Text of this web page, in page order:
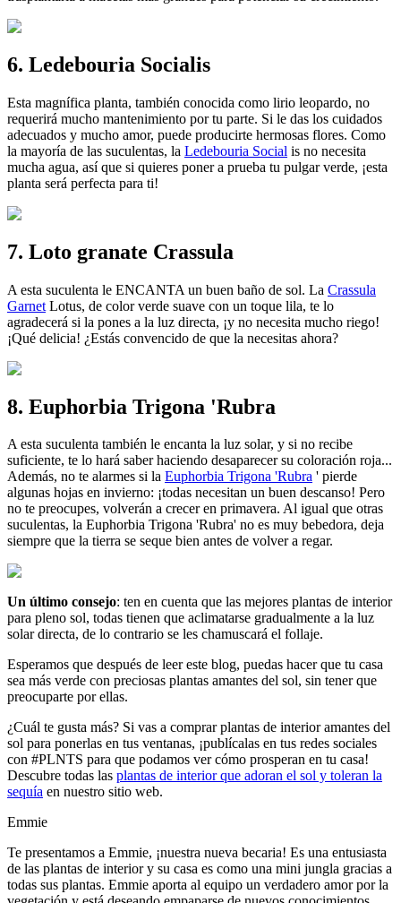
6. Ledebouria Socialis
Esta magnífica planta, también conocida como lirio leopardo, no
requerirá mucho mantenimiento por tu parte. Si le das los cuidados
adecuados y mucho amor, puede producirte hermosas flores. Como
la mayoría de las suculentas, la Ledebouria Social is no necesita
mucha agua, así que si quieres poner a prueba tu pulgar verde, ¡esta
planta será perfecta para ti!
7. Loto granate Crassula
A esta suculenta le ENCANTA un buen baño de sol. La Crassula
Garnet Lotus, de color verde suave con un toque lila, te lo
agradecerá si la pones a la luz directa, ¡y no necesita mucho riego!
¡Qué delicia! ¿Estás convencido de que la necesitas ahora?
8. Euphorbia Trigona 'Rubra
A esta suculenta también le encanta la luz solar, y si no recibe
suficiente, te lo hará saber haciendo desaparecer su coloración roja...
Además, no te alarmes si la Euphorbia Trigona 'Rubra ' pierde
algunas hojas en invierno: ¡todas necesitan un buen descanso! Pero
no te preocupes, volverán a crecer en primavera. Al igual que otras
suculentas, la Euphorbia Trigona 'Rubra' no es muy bebedora, deja
siempre que la tierra se seque bien antes de volver a regar.
Un último consejo: ten en cuenta que las mejores plantas de interior
para pleno sol, todas tienen que aclimatarse gradualmente a la luz
solar directa, de lo contrario se les chamuscará el follaje.
Esperamos que después de leer este blog, puedas hacer que tu casa
sea más verde con preciosas plantas amantes del sol, sin tener que
preocuparte por ellas.
¿Cuál te gusta más? Si vas a comprar plantas de interior amantes del
sol para ponerlas en tus ventanas, ¡publícalas en tus redes sociales
con #PLNTS para que podamos ver cómo prosperan en tu casa!
Descubre todas las plantas de interior que adoran el sol y toleran la
sequía en nuestro sitio web.
Emmie
Te presentamos a Emmie, ¡nuestra nueva becaria! Es una entusiasta
de las plantas de interior y su casa es como una mini jungla gracias a
todas sus plantas. Emmie aporta al equipo un verdadero amor por la